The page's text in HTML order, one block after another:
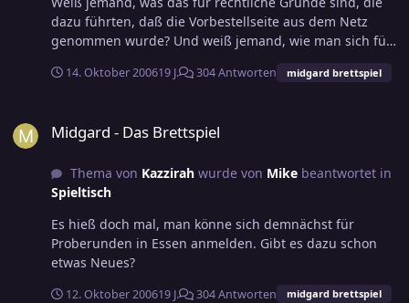
dazu führten, daß die Vorbestellseite aus dem Netz
genommen wurde? Und weiß jemand, wie man sich für
14. Oktober 200619 J. 304 Antworten midgard brettspiel
Midgard - Das Brettspiel
Thema von Kazzirahwurde von Mikebeantwortet in
Spieltisch
Es hieß doch mal, man könne sich demnächst für
Proberunden in Essen anmelden. Gibt es dazu schon
etwas Neues?
12. Oktober 200619 J. 304 Antworten midgard brettspiel